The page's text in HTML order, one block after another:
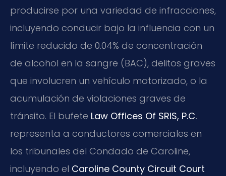
producirse por una variedad de infracciones,
incluyendo conducir bajo la influencia con un
límite reducido de 0.04% de concentración
de alcohol en la sangre (BAC), delitos graves
que involucren un vehículo motorizado, o la
acumulación de violaciones graves de
tránsito. El bufete Law Offices Of SRIS, P.C.
representa a conductores comerciales en
los tribunales del Condado de Caroline,
incluyendo el Caroline County Circuit Court